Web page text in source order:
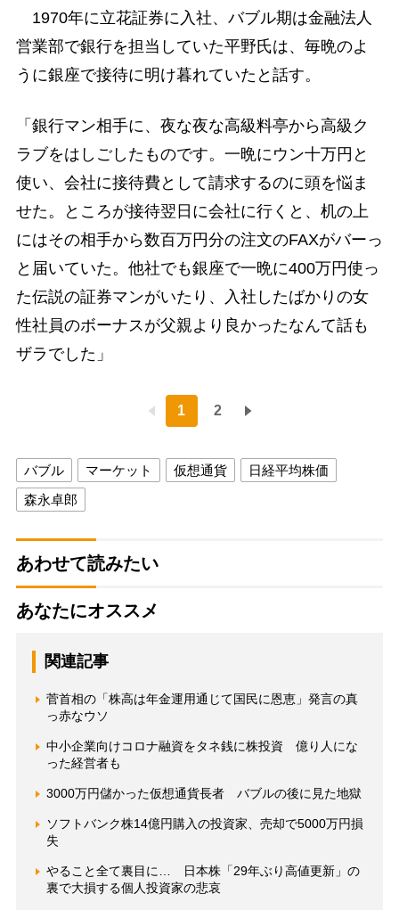
1970年に立花証券に入社、バブル期は金融法人
営業部で銀行を担当していた平野氏は、毎晩のよ
うに銀座で接待に明け暮れていたと話す。
「銀行マン相手に、夜な夜な高級料亭から高級ク
ラブをはしごしたものです。一晩にウン十万円と
使い、会社に接待費として請求するのに頭を悩ま
せた。ところが接待翌日に会社に行くと、机の上
にはその相手から数百万円分の注文のFAXがバーっ
と届いていた。他社でも銀座で一晩に400万円使っ
た伝説の証券マンがいたり、入社したばかりの女
性社員のボーナスが父親より良かったなんて話も
ザラでした」
1 2
バブル マーケット 仮想通貨
日経平均株価
森永卓郎
あわせて読みたい
あなたにオススメ
関連記事
菅首相の「株高は年金運用通じて国民に恩恵」発言の真
っ赤なウソ
中小企業向けコロナ融資をタネ銭に株投資 億り人にな
った経営者も
3000万円儲かった仮想通貨長者 バブルの後に見た地獄
ソフトバンク株14億円購入の投資家、売却で5000万円損
失
やること全て裏目に… 日本株「29年ぶり高値更新」の
裏で大損する個人投資家の悲哀